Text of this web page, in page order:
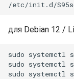
для Debian 12 /
sudo systemctl
sudo systemctl
sudo systemctl